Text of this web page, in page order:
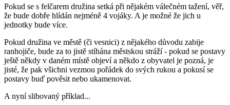
Pokud se s felčarem družina setká při nějakém válečném tažení, věř,
že bude dobře hlídán nejméně 4 vojáky. A je možné že jich u
jednotky bude více.
Pokud družina ve městě (či vesnici) z nějakého důvodu zabije
ranhojiče, bude za to jistě stíhána městskou stráží - pokud se postavy
ještě někdy v daném místě objeví a někdo z obyvatel je pozná, je
jisté, že pak všichni vezmou pořádek do svých rukou a pokusí se
postavy buď pověsit nebo ukamenovat.
A nyní slibovaný příklad...